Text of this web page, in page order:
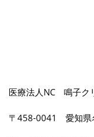
医療法人NC 鳴子ク
〒458-0041 愛知県